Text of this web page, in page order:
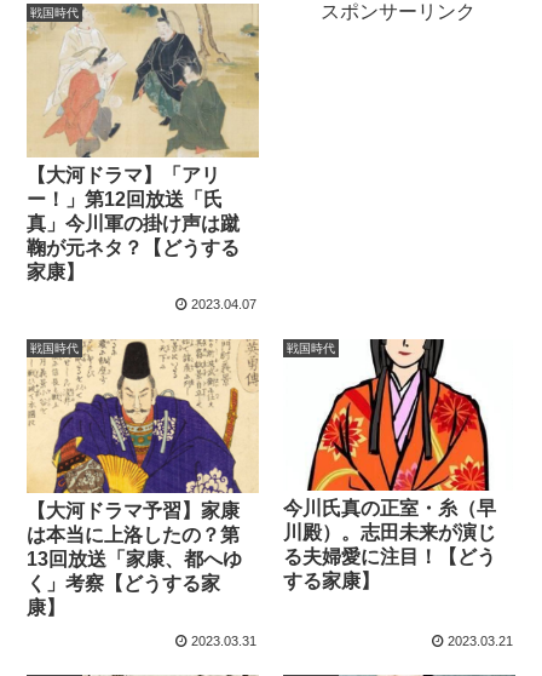
戦国時代
【大河ドラマ】「アリ
ー！」第12回放送「氏
真」今川軍の掛け声は蹴
鞠が元ネタ？【どうする
家康】
2023.04.07
スポンサーリンク
戦国時代
【大河ドラマ予習】家康
は本当に上洛したの？第
13回放送「家康、都へゆ
く」考察【どうする家
康】
2023.03.31
戦国時代
今川氏真の正室・糸（早
川殿）。志田未来が演じ
る夫婦愛に注目！【どう
する家康】
2023.03.21